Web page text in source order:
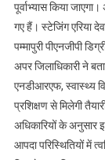
पूर्वाभ्यास किया
गए हैं। स्टेजिंग एरिया
पम्मापुरी पीएनजीपी
अपर जिलाधिकारी ने
एनडीआरएफ, स्वास्थ्य
प्रशिक्षण से मिलेगी
अधिकारियों के अनुसार
आपदा परिस्थितियों में